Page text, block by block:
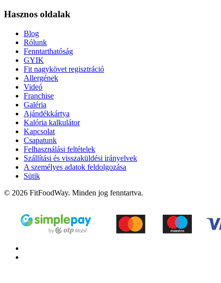
Hasznos oldalak
Blog
Rólunk
Fenntarthatóság
GYIK
Fit nagykövet regisztráció
Allergének
Videó
Franchise
Galéria
Ajándékkártya
Kalória kalkulátor
Kapcsolat
Csapatunk
Felhasználási feltételek
Szállítási és visszaküldési irányelvek
A személyes adatok feldolgozása
Sütik
© 2026 FitFoodWay. Minden jog fenntartva.